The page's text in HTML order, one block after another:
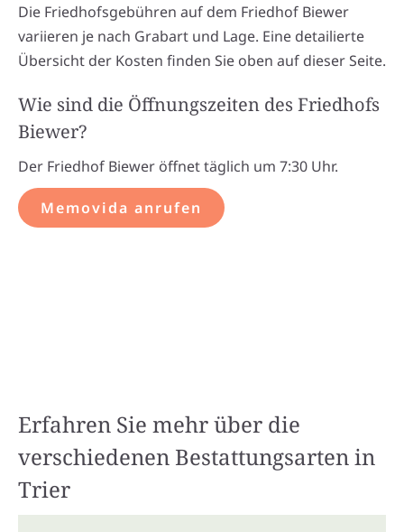
Die Friedhofsgebühren auf dem Friedhof Biewer
variieren je nach Grabart und Lage. Eine detailierte
Übersicht der Kosten finden Sie oben auf dieser Seite.
Wie sind die Öffnungszeiten des Friedhofs
Biewer?
Der Friedhof Biewer öffnet täglich um 7:30 Uhr.
Memovida anrufen
Erfahren Sie mehr über die
verschiedenen Bestattungsarten in
Trier